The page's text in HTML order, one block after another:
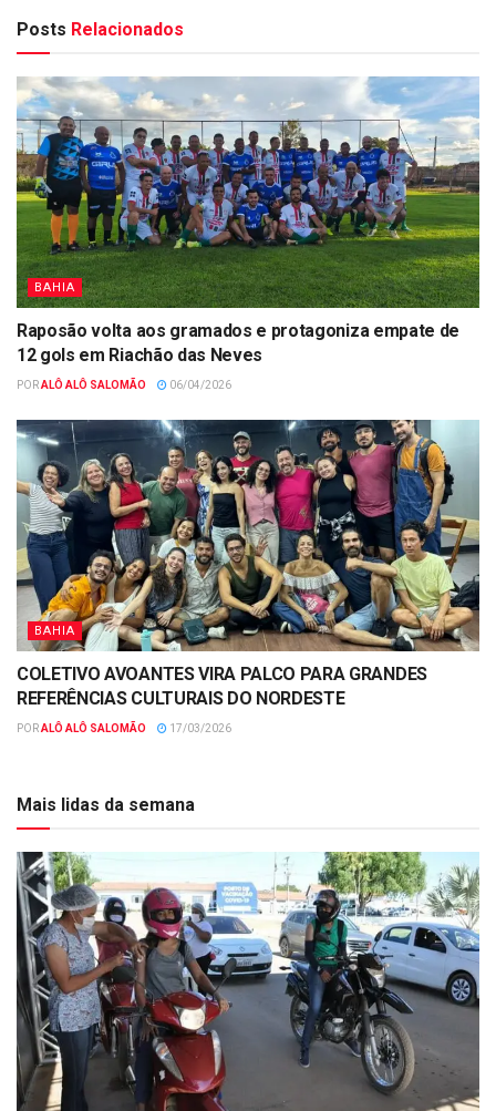
Posts Relacionados
BAHIA
Raposão volta aos gramados e protagoniza empate de
12 gols em Riachão das Neves
PORALÔ ALÔ SALOMÃO 06/04/2026
BAHIA
COLETIVO AVOANTES VIRA PALCO PARA GRANDES
REFERÊNCIAS CULTURAIS DO NORDESTE
PORALÔ ALÔ SALOMÃO 17/03/2026
Mais lidas da semana